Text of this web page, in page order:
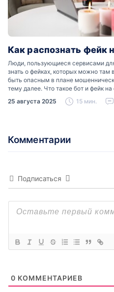
Как распознать фейк
Люди, пользующиеся сервисами
знать о фейках, которых можно там
быть опасным в плане
тему далее. Что такое бот и фейк
время можно встретить свою…
25 августа 2025 15 мин.
Комментарии
Подписаться
0 КОММЕНТАРИЕВ